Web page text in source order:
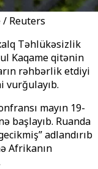
/ Reuters
Təhlükəsizlik
Kaqame qitənin
rəhbərlik etdiyi
vurğulayıb.
mayın 19-
başlayıb. Ruanda
adlandırıb
Afrikanın